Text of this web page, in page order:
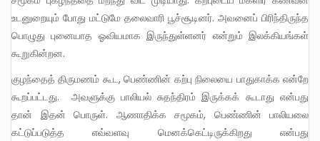
உடனுறையும் போது மட்டுமே தலைவாரி பூச்சூடினர். அவனைப் பிரிந்திருந்த
பொழுது புனையாத ஓவியமாக இருந்துள்ளனர் என்றும் இலக்கியங்கள்
கூறுகின்றன.
குழந்தைத் திருமணம் கூட, பெண்ணின் கற்பு நிலையை பாதுகாக்க என்றே
கூறப்பட்டது. அவளுக்கு பாலியல் சுதந்திரம் இருக்கக் கூடாது என்பது
தான் இதன் பொருள். ஆணாதிக்க சமூகம், பெண்ணின் பாலியலை
கட்டுப்படுத்த எவ்வளவு மெனக்கெட்டிருக்கிறது என்பது